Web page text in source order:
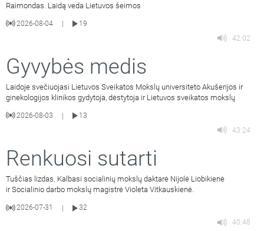
Raimondas. Laidą veda Lietuvos šeimos
2026-08-04
19
42:02
Gyvybės medis
Laidoje svečiuojasi Lietuvos Sveikatos Mokslų universiteto Akušerijos ir
ginekologijos klinikos gydytoja, dėstytoja ir Lietuvos sveikatos mokslų
2026-08-03 |
13
43:24
Renkuosi sutarti
Tuščias lizdas. Kalbasi socialinių mokslų daktarė Nijolė Liobikienė
ir Socialinio darbo mokslų magistrė Violeta Vitkauskienė.
2026-07-31
32
40:48